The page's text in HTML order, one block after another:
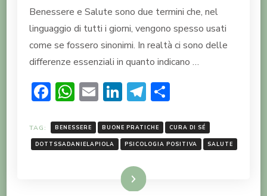
Benessere e Salute sono due termini che, nel
linguaggio di tutti i giorni, vengono spesso usati
come se fossero sinonimi. In realtà ci sono delle
differenze essenziali in quanto indicano …
Facebook
WhatsApp
EmailLinkedIn
Telegram
TAG: BENESSERE BUONE PRATICHE CURA DI SÉ
DOTTSSADANIELAPIOLA PSICOLOGIA POSITIVA SALUTE
LEGGI TUTTO